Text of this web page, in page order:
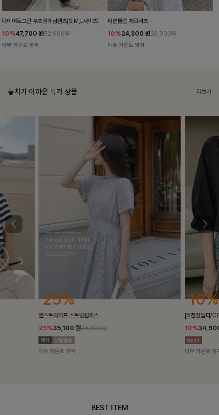
다이어트그만 부츠컷데님팬츠[S,M,L사이즈]
10%47,700 원52,900원
리뷰 카운트 영역
티븐롤업 체크셔츠
10%24,300 원26,900원
리뷰 카운트 영역
놓치기 아까운 특가 상품 더보기
10%
[5천장돌파/COOL]멜틴 퍼프블라우스
10%34,900원38,700원
리뷰 카운트 영역
켄픈배색 스
18%
리뷰 카운트
BEST ITEM